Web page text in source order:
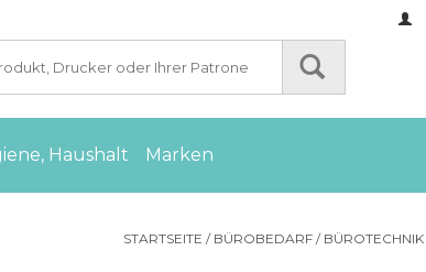
Haushalt Marken
STARTSEITE / BÜROBEDARF / BÜROTECHNIK